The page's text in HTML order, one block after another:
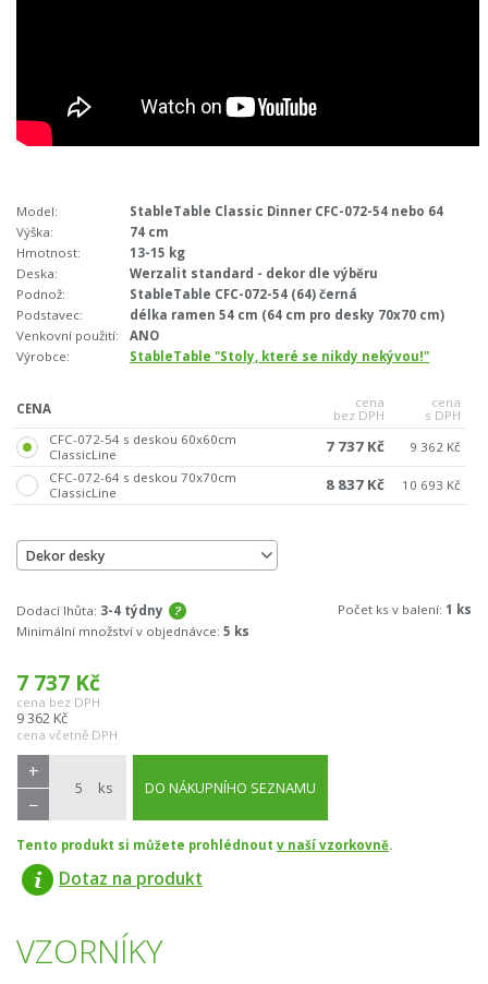
Model:
StableTable Classic Dinner CFC-072-54 nebo 64
Výška:
74 cm
Hmotnost:
13-15 kg
Deska:
Werzalit standard - dekor dle výběru
Podnož:
StableTable CFC-072-54 (64) černá
Podstavec:
délka ramen 54 cm (64 cm pro desky 70x70 cm)
Venkovní použití:
ANO
Výrobce:
StableTable "Stoly, které se nikdy nekývou!"
CENA
cena
bez DPH
cena
s DPH
CFC-072-54 s deskou 60x60cm
ClassicLine
7 737 Kč
9 362 Kč
CFC-072-64 s deskou 70x70cm
ClassicLine
8 837 Kč 10 693 Kč
Dekor desky
Dodací lhůta: 3-4 týdny Počet ks v balení: 1 ks
Minimální množství v objednávce: 5 ks
7 737 Kč
cena bez DPH
9 362 Kč
cena včetně DPH
ks
+
−
DO NÁKUPNÍHO SEZNAMU
Tento produkt si můžete prohlédnout v naší vzorkovně.
Dotaz na produkt
VZORNÍKY